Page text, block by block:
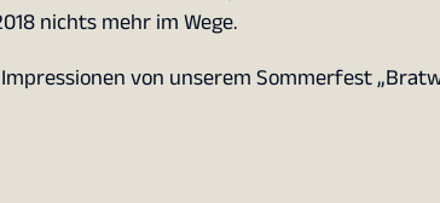
nichts mehr im Wege.
von unserem Sommerfest